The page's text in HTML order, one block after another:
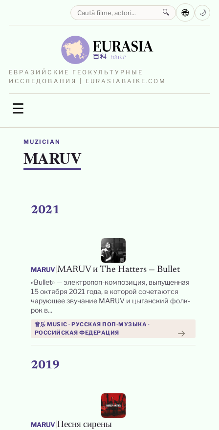
ЕВРАЗИЙСКИЕ ГЕОКУЛЬТУРНЫЕ
ИССЛЕДОВАНИЯ | EURASIABAIKE.COM
☰
🔍 🌐 🌙
MUZICIAN
MARUV
2021
MARUV MARUV и The Hatters — Bullet
«Bullet» — электропоп-композиция, выпущенная
15 октября 2021 года, в которой сочетаются
чарующее звучание MARUV и цыганский фолк-
рок в...
音乐 MUSIC · РУССКАЯ ПОП-МУЗЫКА ·
РОССИЙСКАЯ ФЕДЕРАЦИЯ
→
2019
MARUV Песня сирены